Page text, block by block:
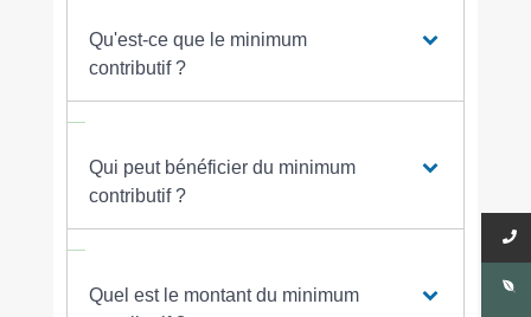
Qu'est-ce que le minimum
contributif ?
Qui peut bénéficier du minimum
contributif ?
Quel est le montant du minimum